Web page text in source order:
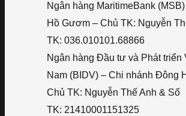
Ngân hàng MaritimeBank
Hồ Gươm – Chủ TK: Nguyễn
TK: 036.010101.68866
Ngân hàng Đầu tư và Phát triển
Nam (BIDV) – Chi nhánh Đông
Chủ TK: Nguyễn Thế Anh & Số
TK: 21410001151325